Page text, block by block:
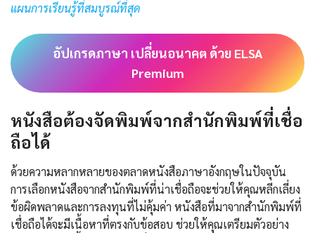
แผนการเรียนรู้ที่สมบูรณ์ที่สุด
อัปเกรดภาษา เปลี่ยนอนาคต ด้วย ELSA
Premium
หนังสือต้องจัดพิมพ์จากสำนักพิมพ์ที่เชื่อ
ถือได้
ด้วยความหลากหลายของตลาดหนังสือภาษาอังกฤษในปัจจุบัน
การเลือกหนังสือจากสำนักพิมพ์ที่น่าเชื่อถือจะช่วยให้คุณหลีกเลี่ยง
ข้อผิดพลาดและการลงทุนที่ไม่คุ้มค่า หนังสือที่มาจากสำนักพิมพ์ที่
เชื่อถือได้จะมีเนื้อหาที่ตรงกับข้อสอบ ช่วยให้คุณเตรียมตัวอย่าง